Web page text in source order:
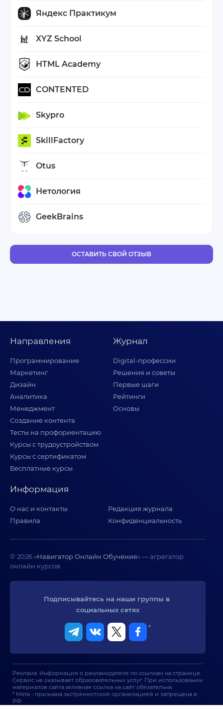
Яндекс Практикум
XYZ School
HTML Academy
CONTENTED
Skypro
SkillFactory
Otus
Нетология
GeekBrains
ОСТАВИТЬ СВОЙ ОТЗЫВ
Направления
Программирование
Маркетинг
Дизайн
Аналитика
Менеджмент
Создание контента
Тесты на профориентацию
Курсы с трудоустройством
Курсы с сертификатом
Бесплатные курсы
Журнал
Digital-профессии
Решения и советы
Первые шаги
Рейтинги
Основы
Информация
О нас и контакты
Редакция журнала
Правила
Конфиденциальность
© 2026 «Навигатор Онлайн Обучения» — агрегатор
онлайн курсов.
Подписывайтесь на наши группы в
социальных сетях
*
Реклама. Информация о рекламодателе по ссылкам на странице.
Сервис не оказывает образовательных услуг. При использовании
материалов сайта активная ссылка на сайт обязательна.
* Meta - признана экстремистской организацией и запрещена в
РФ.